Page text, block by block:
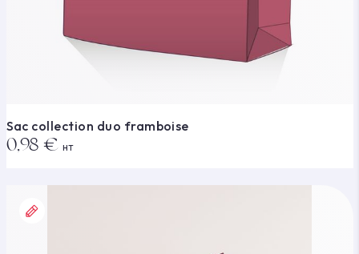
Sac collection duo framboise
0,98 € HT